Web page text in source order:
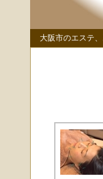
大阪市のエステ